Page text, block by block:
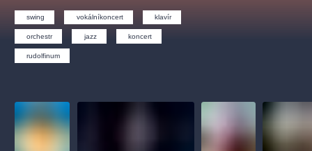
swing vokálníkoncert klavír
orchestr jazz koncert
rudolfinum
Nejnavštěvovanější